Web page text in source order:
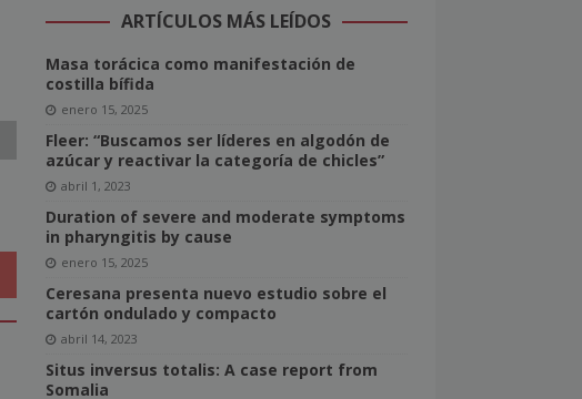
ARTÍCULOS MÁS LEÍDOS
Masa torácica como manifestación de
costilla bífida
enero 15, 2025
Fleer: “Buscamos ser líderes en algodón de
azúcar y reactivar la categoría de chicles”
abril 1, 2023
Duration of severe and moderate symptoms
in pharyngitis by cause
enero 15, 2025
Ceresana presenta nuevo estudio sobre el
cartón ondulado y compacto
abril 14, 2023
Situs inversus totalis: A case report from
Somalia